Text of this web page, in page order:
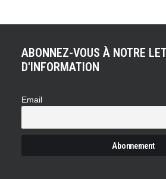
ABONNEZ-VOUS À NOTRE
D'INFORMATION
Email